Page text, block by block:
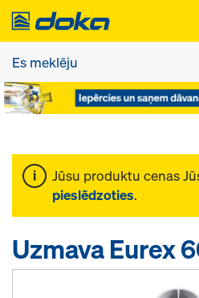
Jūsu produktu cenas
pieslēdzoties.
Uzmava Eurex